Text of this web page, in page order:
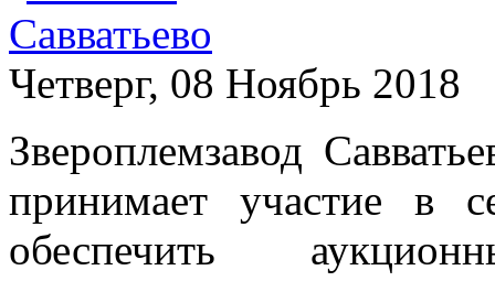
Четверг, 08 Ноябрь 2018
Звероплемзавод
принимает участие в
обеспечить